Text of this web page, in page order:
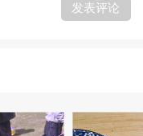
发表评论